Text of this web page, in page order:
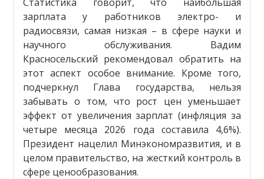
зарплата у работников электро- и
радиосвязи, самая низкая – в сфере науки и
научного обслуживания. Вадим
Красносельский рекомендовал обратить на
этот аспект особое внимание. Кроме того,
подчеркнул Глава государства, нельзя
забывать о том, что рост цен уменьшает
эффект от увеличения зарплат (инфляция за
четыре месяца 2026 года составила 4,6%).
Президент нацелил Минэкономразвития, и в
целом правительство, на жесткий контроль в
сфере ценообразования.